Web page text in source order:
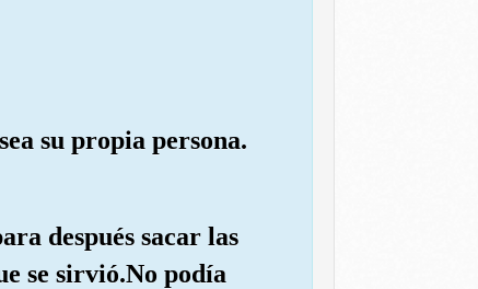
su propia persona.
después sacar las
se sirvió.No podía